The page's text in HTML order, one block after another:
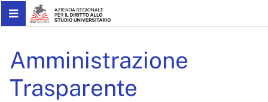
Skip to Main Content
Amministrazione
Trasparente